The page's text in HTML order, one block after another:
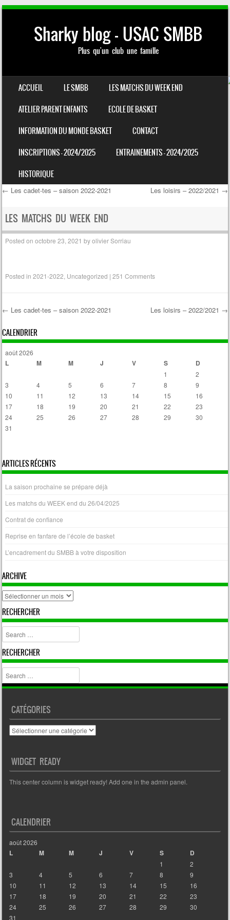
Sharky blog – USAC SMBB
Plus qu'un club une famille
MENU
SKIP TO CONTENT
ACCUEIL LE SMBB
LES MATCHS DU WEEK END
ATELIER PARENT ENFANTS
ECOLE DE BASKET
INFORMATION DU MONDE BASKET
CONTACT
INSCRIPTIONS – 2024/2025
ENTRAINEMENTS – 2024/2025
HISTORIQUE
Post navigation
← Les cadet-tes – saison 2022-2021 Les loisirs – 2022/2021 →
LES MATCHS DU WEEK END
Posted onoctobre 23, 2021 byolivier Sorriau
Posted in2021-2022 Uncategorized |251 Comments
Post navigation
← Les cadet-tes – saison 2022-2021 Les loisirs – 2022/2021 →
CALENDRIER
août 2026
L M M J V S D
1
2
3
4 5 6 7 8
9
10
11 12 13 14 15
16
17
18 19 20 21 22
23
24
25 26 27 28 29
30
31
ARTICLES RÉCENTS
La saison prochaine se prépare déjà
Les matchs du WEEK end du 26/04/2025
Contrat de confiance
Reprise en fanfare de l’école de basket
L’encadrement du SMBB à votre disposition
ARCHIVE
archive
RECHERCHER
Search
RECHERCHER
Search
CATÉGORIES
Catégories
WIDGET READY
This center column is widget ready! Add one in the admin panel.
CALENDRIER
août 2026
L M M J V S D
1
2
3
4 5 6 7 8
9
10
11 12 13 14 15
16
17
18 19 20 21 22
23
24
25 26 27 28 29
30
31